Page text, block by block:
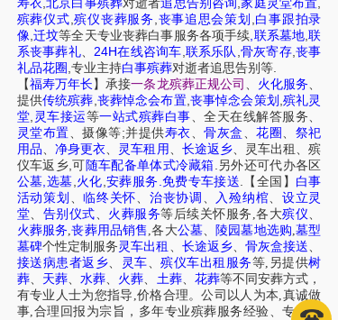
寿衣 北京白事殡葬对逝者追思告别咨询 家庭灵堂布置
殡葬仪式 殡仪丧葬服务 丧事追思会策划 白事跟拍录
像 迁坟等全天专业丧葬白事服务各项手续 联系墓地 ,联
系丧事葬礼、24H在线咨询车 联系乐队 骨灰寄存, 丧事
礼品花圈 专业主持白事殡葬对逝者追思告别等.
【福寿万年长 】承接一条龙殡葬正规公司 、 火化服务、
提供传统殡葬 丧葬悼念会布置, 丧事悼念会策划 殡礼灵
堂 灵车接运等一站式殡葬白事、全天在线解答服务、
灵堂布置、摄像等;并提供寿衣、骨灰盒 、花圈 、 祭祀
用品、 净身更衣、 灵车租用 、 长途返乡、 灵车出租 、殡
仪车返乡 可 随车配备单体式冷藏箱 另外还可代办各区
公墓 选墓 火化 安葬服务 免费专车接送 【全国】 白事
活动策划 、临终关怀、 治丧协调 、 入殓纳棺、 设立灵
堂、 告别仪式、 火葬服务等后续关怀服务,各大殡仪、
火葬服务,丧葬用品销售,各大公墓、 陵园墓地选购,墓型
墓碑个性定制服务 灵车出租 、 长途返乡、 骨灰盒接送、
接送病患者返乡、 灵车、殡仪车出租服务等,另提供树
葬、 天葬、水葬、 火葬、 土葬、 花葬等不同安葬方式，
有专业人士为您指导,价格合理。公司以人为本,真诚做
事,合理回报为宗旨，多年专业殡葬服务经验、专注正